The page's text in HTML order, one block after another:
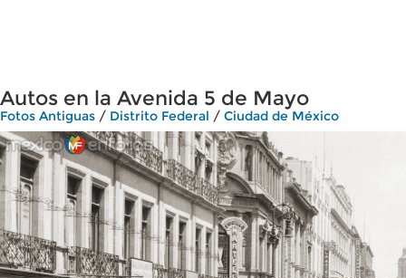
Autos en la Avenida 5 de Mayo
Fotos Antiguas / Distrito Federal / Ciudad de México